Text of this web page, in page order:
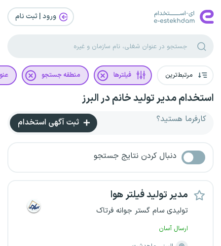
ورود | ثبت‌ نام
مرتبط‌ترین فیلترها منطقه جستجو
استخدام مدیر تولید خانم در البرز
کارفرما هستید؟ ثبت آگهی استخدام
دنبال کردن نتایج جستجو
مدیر تولید فیلتر هوا
تولیدی سام گستر جوانه فرتاک
ارسال آسان